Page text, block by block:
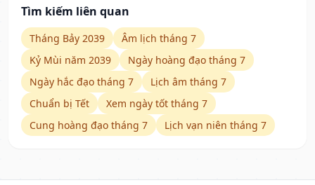
Tìm kiếm liên quan
Tháng Bảy 2039
Âm lịch tháng 7
Kỷ Mùi năm 2039
Ngày hoàng đạo tháng 7
Ngày hắc đạo tháng 7
Lịch âm tháng 7
Chuẩn bị Tết
Xem ngày tốt tháng 7
Cung hoàng đạo tháng 7
Lịch vạn niên tháng 7